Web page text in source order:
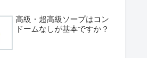
高級・超高級ソープはコン
ドームなしが基本ですか？